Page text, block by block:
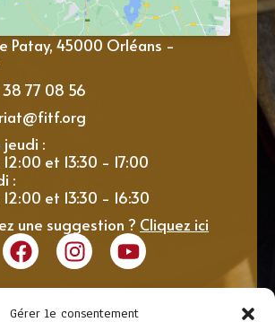
Gérer le consentement
Patay, 45000 Orléans -
77 08 56
jeudi :
et 13:30 - 17:00
:
et 13:30 - 16:30
une suggestion ? Cliquez ici